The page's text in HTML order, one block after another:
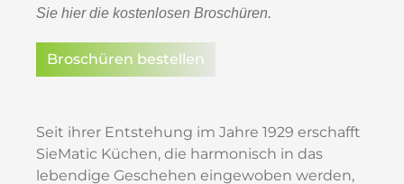
Sie hier die kostenlosen Broschüren.
Broschüren bestellen
Seit ihrer Entstehung im Jahre 1929 erschafft
SieMatic Küchen, die harmonisch in das
lebendige Geschehen eingewoben werden,